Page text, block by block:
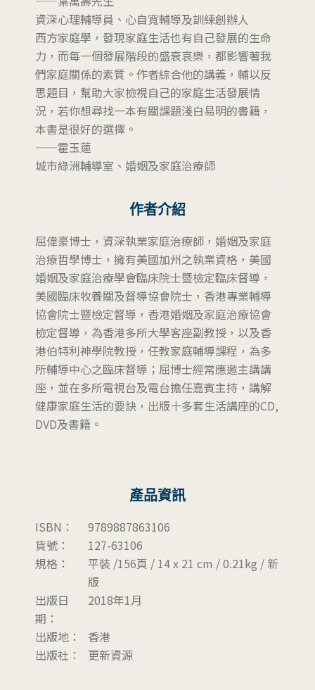
資深心理輔導員、心自寬輔導及訓練創辦人
西方家庭學，發現家庭生活也有自己發展的生命
力，而每一個發展階段的盛衰哀樂，都影響著我
們家庭關係的素質。作者綜合他的講義，輔以反
思題目，幫助大家檢視自己的家庭生活發展情
況，若你想尋找一本有關課題淺白易明的書籍，
本書是很好的選擇。
——霍玉蓮
城市綠洲輔導室、婚姻及家庭治療師
作者介紹
屈偉豪博士，資深執業家庭治療師，婚姻及家庭
治療哲學博士，擁有美國加州之執業資格，美國
婚姻及家庭治療學會臨床院士暨檢定臨床督導，
美國臨床牧養關及督導協會院士，香港專業輔導
協會院士暨檢定督導，香港婚姻及家庭治療協會
檢定督導，為香港多所大學客座副教授，以及香
港伯特利神學院教授，任教家庭輔導課程，為多
所輔導中心之臨床督導；屈博士經常應邀主講講
座，並在多所電視台及電台擔任嘉賓主持，講解
健康家庭生活的要訣，出版十多套生活講座的CD,
DVD及書籍。
產品資訊
ISBN：
9789887863106
貨號：
127-63106
規格：
平裝 /156頁 / 14 x 21 cm / 0.21kg / 新
版
出版日
期：
2018年1月
出版地：
香港
出版社：
更新資源